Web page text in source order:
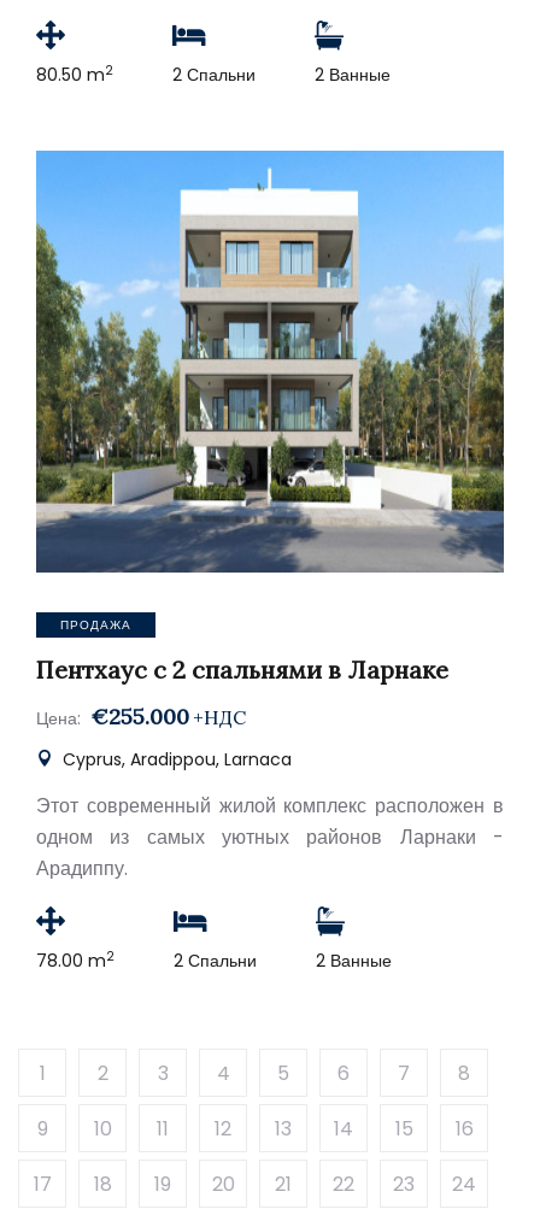
80.50 m2 2 Спальни 2 Ванные
ПРОДАЖА
Пентхаус с 2 спальнями в Ларнаке
Цена: €255.000 +НДС
Cyprus, Aradippou, Larnaca
Этот современный жилой комплекс расположен в
одном из самых уютных районов Ларнаки -
Арадиппу.
78.00 m2 2 Спальни 2 Ванные
1 2 3 4 5 6 7
8
9
10 11 12 13 14 15
16
17
18 19 20 21 22 23
24